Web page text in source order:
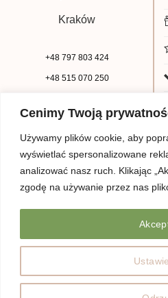
Cenimy Twoją
Używamy plików cookie, aby
wyświetlać spersonalizowane
analizować nasz ruch. Klikając
zgodę na używanie przez nas
Kraków
+48 797 803 424
+48 515 070 250
© Copyright 2026 |
Web